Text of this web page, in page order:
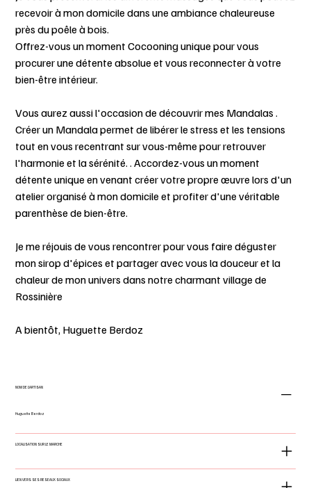
recevoir à mon domicile dans une ambiance chaleureuse
près du poêle à bois.
Offrez-vous un moment Cocooning unique pour vous
procurer une détente absolue et vous reconnecter à votre
bien-être intérieur.
Vous aurez aussi l'occasion de découvrir mes Mandalas .
Créer un Mandala permet de libérer le stress et les tensions
tout en vous recentrant sur vous-même pour retrouver
l'harmonie et la sérénité. . Accordez-vous un moment
détente unique en venant créer votre propre œuvre lors d'un
atelier organisé à mon domicile et profiter d'une véritable
parenthèse de bien-être.
Je me réjouis de vous rencontrer pour vous faire déguster
mon sirop d'épices et partager avec vous la douceur et la
chaleur de mon univers dans notre charmant village de
Rossinière
A bientôt, Huguette Berdoz
NOM DE L'ARTISAN
Huguette Berdoz
LOCALISATION SUR LE MARCHE
LIEN VERS SES RESEAUX SOCIAUX